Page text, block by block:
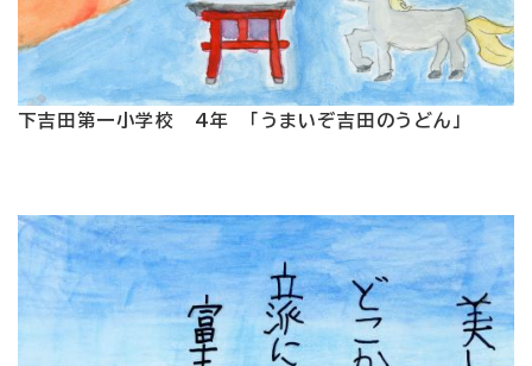
下吉田第一小学校 4年 「うまいぞ吉田のうどん」